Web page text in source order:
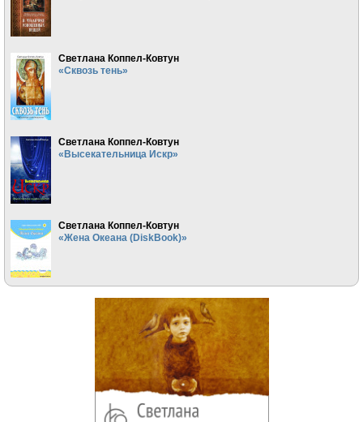
Светлана Коппел-Ковтун
«Сквозь тень»
Светлана Коппел-Ковтун
«Высекательница Искр»
Светлана Коппел-Ковтун
«Жена Океана (DiskBook)»